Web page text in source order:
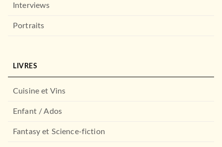
Interviews
Portraits
LIVRES
Cuisine et Vins
Enfant / Ados
Fantasy et Science-fiction